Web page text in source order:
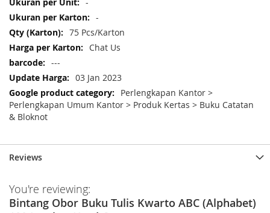
-
75 Pcs/Karton
Chat Us
---
03 Jan 2023
Perlengkapan Kantor >
Perlengkapan Umum Kantor > Produk Kertas > Buku Catatan
& Bloknot
Reviews
You're reviewing:
Bintang Obor Buku Tulis Kwarto ABC (Alphabet)